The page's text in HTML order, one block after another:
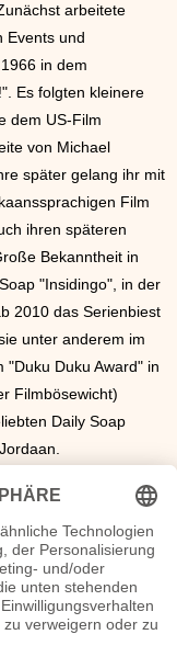
arbeitete
Events und
in dem
Es folgten kleinere
dem US-Film
von Michael
später gelang ihr mit
Film
ihren späteren
Bekanntheit in
"Insidingo", in der
2010 das Serienbiest
unter anderem im
Duku Award" in
Filmbösewicht)
Daily Soap
stilvollste
und das Magazin G-
Monats.
geschieden